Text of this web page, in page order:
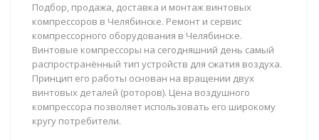
Подбор, продажа, доставка и монтаж винтовых
компрессоров в Челябинске. Ремонт и сервис
компрессорного оборудования в Челябинске.
Винтовые компрессоры на сегодняшний день самый
распространённый тип устройств для сжатия воздуха.
Принцип его работы основан на вращении двух
винтовых деталей (роторов). Цена воздушного
компрессора позволяет использовать его широкому
кругу потребители.